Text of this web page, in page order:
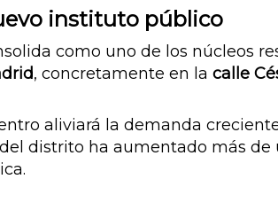
instituto público
como uno de los núcleos
, concretamente en la calle
aliviará la demanda
distrito ha aumentado más